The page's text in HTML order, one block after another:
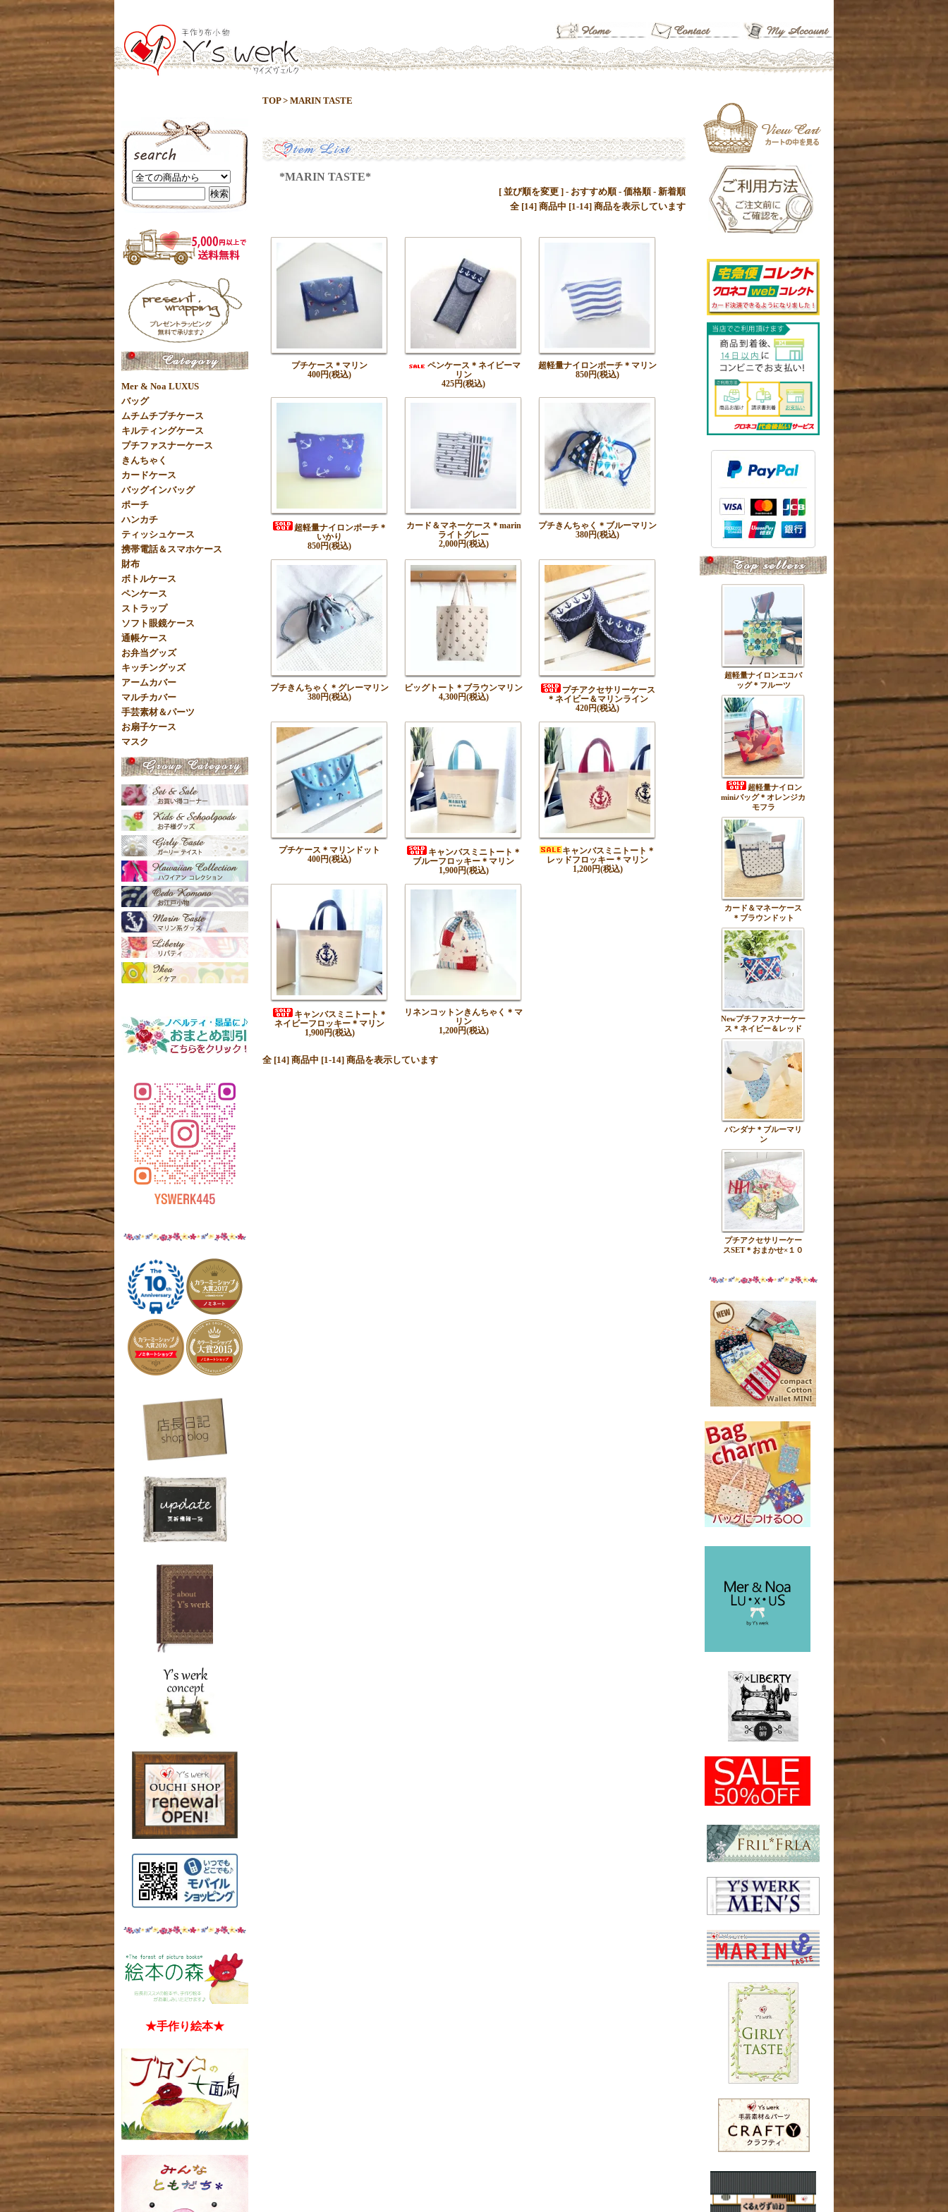
TOP> MARIN TASTE
*MARIN TASTE*
[ 並び順を変更 ] - おすすめ順- 価格順- 新着順
全 [14] 商品中 [1-14] 商品を表示しています
プチケース＊マリン
400円(税込)
ペンケース＊ネイビーマ
リン
425円(税込)
超軽量ナイロンポーチ＊マリン
850円(税込)
超軽量ナイロンポーチ＊
いかり
850円(税込)
カード＆マネーケース＊marin
ライトグレー
2,000円(税込)
プチきんちゃく＊ブルーマリン
380円(税込)
プチきんちゃく＊グレーマリン
380円(税込)
ビッグトート＊ブラウンマリン
4,300円(税込)
プチアクセサリーケース
＊ネイビー＆マリンライン
420円(税込)
プチケース＊マリンドット
400円(税込)
キャンバスミニトート＊
ブルーフロッキー＊マリン
1,900円(税込)
キャンバスミニトート＊
レッドフロッキー＊マリン
1,200円(税込)
キャンバスミニトート＊
ネイビーフロッキー＊マリン
1,900円(税込)
リネンコットンきんちゃく＊マ
リン
1,200円(税込)
全 [14] 商品中 [1-14] 商品を表示しています
Mer & Noa LUXUS
バッグ
ムチムチプチケース
キルティングケース
プチファスナーケース
きんちゃく
カードケース
バッグインバッグ
ポーチ
ハンカチ
ティッシュケース
携帯電話＆スマホケース
財布
ボトルケース
ペンケース
ストラップ
ソフト眼鏡ケース
通帳ケース
お弁当グッズ
キッチングッズ
アームカバー
マルチカバー
手芸素材＆パーツ
お扇子ケース
マスク
★手作り絵本★
超軽量ナイロンエコバ
ッグ＊フルーツ
超軽量ナイロン
miniバッグ＊オレンジカ
モフラ
カード＆マネーケース
＊ブラウンドット
Newプチファスナーケー
ス＊ネイビー＆レッド
バンダナ＊ブルーマリ
ン
プチアクセサリーケー
スSET＊おまかせ×１０